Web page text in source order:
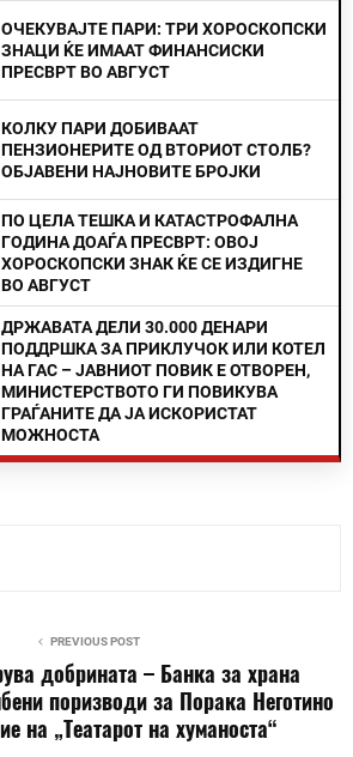
ОЧЕКУВАЈТЕ ПАРИ: ТРИ ХОРОСКОПСКИ
ЗНАЦИ ЌЕ ИМААТ ФИНАНСИСКИ
ПРЕСВРТ ВО АВГУСТ
КОЛКУ ПАРИ ДОБИВААТ
ПЕНЗИОНЕРИТЕ ОД ВТОРИОТ СТОЛБ?
ОБЈАВЕНИ НАЈНОВИТЕ БРОЈКИ
ПО ЦЕЛА ТЕШКА И КАТАСТРОФАЛНА
ГОДИНА ДОАЃА ПРЕСВРТ: ОВОЈ
ХОРОСКОПСКИ ЗНАК ЌЕ СЕ ИЗДИГНЕ
ВО АВГУСТ
ДРЖАВАТА ДЕЛИ 30.000 ДЕНАРИ
ПОДДРШКА ЗА ПРИКЛУЧОК ИЛИ КОТЕЛ
НА ГАС – ЈАВНИОТ ПОВИК Е ОТВОРЕН,
МИНИСТЕРСТВОТО ГИ ПОВИКУВА
ГРАЃАНИТЕ ДА ЈА ИСКОРИСТАТ
МОЖНОСТА
PREVIOUS POST
добрината – Банка за храна
поризводи за Порака Неготино
на „Театарот на хуманоста“